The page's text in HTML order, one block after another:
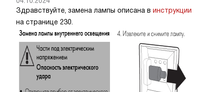
Здравствуйте, замена лампы описана в инструкции
на странице 230.